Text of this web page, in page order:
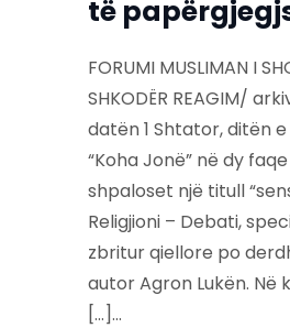
të
FORUMI MUSLIMAN I
SHKODËR REAGIM/
datën 1 Shtator, ditën
“Koha Jonë” në dy
shpaloset një titull
Religjioni – Debati,
zbritur qiellore po
autor Agron Lukën. Në
[…]...